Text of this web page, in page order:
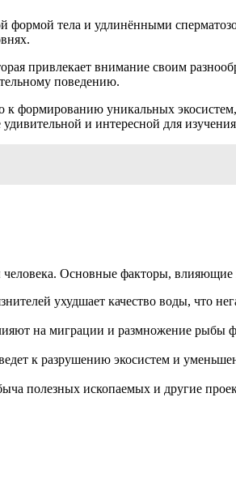
тела и удлинёнными
привлекает внимание своим
поведению.
формированию уникальных
и интересной для
Основные факторы, влияющие
ухудшает качество воды, что
на миграции и размножение рыбы
к разрушению экосистем и
полезных ископаемых и другие